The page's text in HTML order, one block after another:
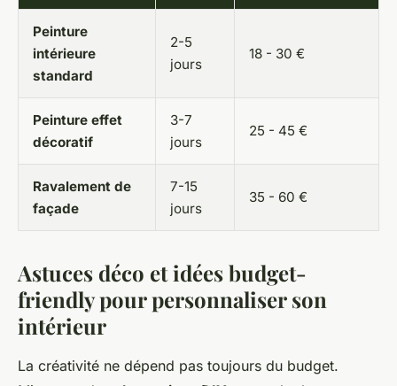
Peinture
intérieure
standard
2-5
jours
18 - 30 €
Peinture effet
décoratif
3-7
jours
25 - 45 €
Ravalement de
façade
7-15
jours
35 - 60 €
Astuces déco et idées budget-
friendly pour personnaliser son
intérieur
La créativité ne dépend pas toujours du budget.